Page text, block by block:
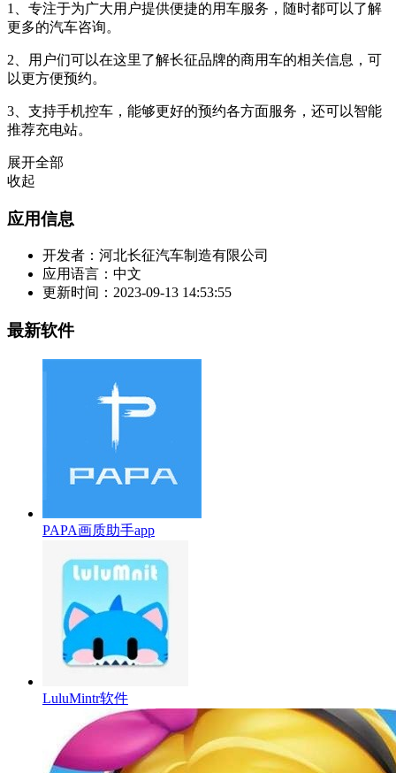
1、专注于为广大用户提供便捷的用车服务，随时都可以了解
更多的汽车咨询。
2、用户们可以在这里了解长征品牌的商用车的相关信息，可
以更方便预约。
3、支持手机控车，能够更好的预约各方面服务，还可以智能
推荐充电站。
展开全部
收起
应用信息
开发者： 河北长征汽车制造有限公司
应用语言： 中文
更新时间： 2023-09-13 14:53:55
最新软件
PAPA画质助手app
LuluMintr软件